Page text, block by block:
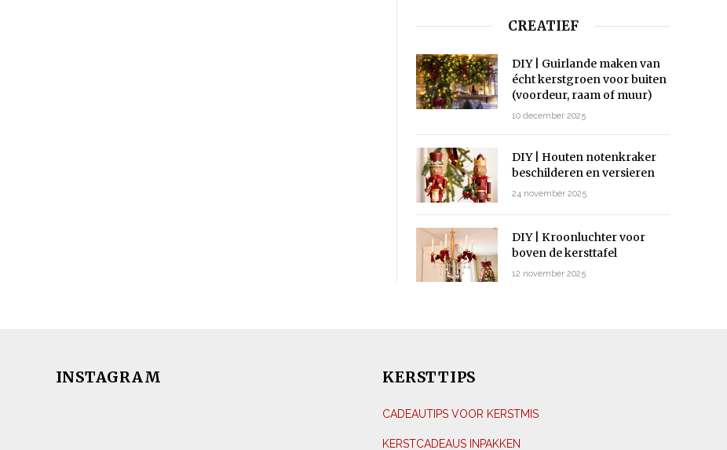
CREATIEF
DIY | Guirlande maken van
écht kerstgroen voor buiten
(voordeur, raam of muur)
10 december 2025
DIY | Houten notenkraker
beschilderen en versieren
24 november 2025
DIY | Kroonluchter voor
boven de kersttafel
12 november 2025
INSTAGRAM KERSTTIPS
CADEAUTIPS VOOR KERSTMIS
KERSTCADEAUS INPAKKEN